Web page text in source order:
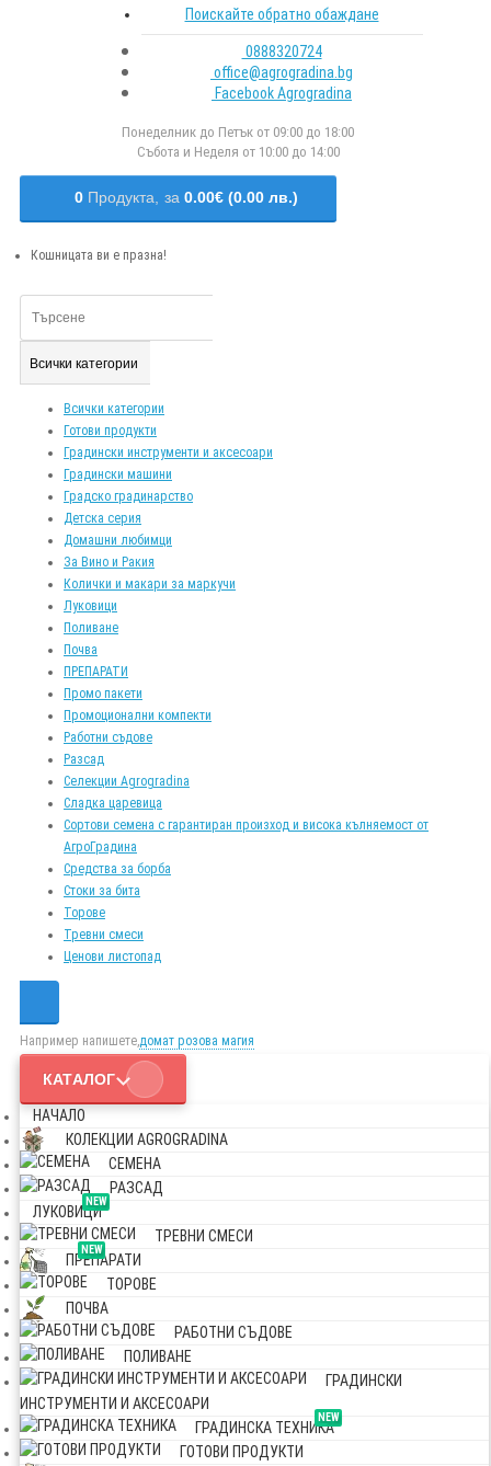
Поискайте обратно обаждане
0888320724
office@agrogradina.bg
Facebook Agrogradina
Понеделник до Петък от 09:00 до 18:00
Събота и Неделя от 10:00 до 14:00
0 Продукта, за 0.00€ (0.00 лв.)
Кошницата ви е празна!
Всички категории
Всички категории
Готови продукти
Градински инструменти и аксесоари
Градински машини
Градско градинарство
Детска серия
Домашни любимци
За Вино и Ракия
Колички и макари за маркучи
Луковици
Поливане
Почва
ПРЕПАРАТИ
Промо пакети
Промоционални компекти
Работни съдове
Разсад
Селекции Agrogradina
Сладка царевица
Сортови семена с гарантиран произход и висока кълняемост от
АгроГрадина
Средства за борба
Стоки за бита
Торове
Тревни смеси
Ценови листопад
Например напишете,домат розова магия
КАТАЛОГ
НАЧАЛО
КОЛЕКЦИИ AGROGRADINA
СЕМЕНА
РАЗСАД
NEW
ЛУКОВИЦИ
ТРЕВНИ СМЕСИ
NEW
ПРЕПАРАТИ
ТОРОВЕ
ПОЧВА
РАБОТНИ СЪДОВЕ
ПОЛИВАНЕ
ГРАДИНСКИ
ИНСТРУМЕНТИ И АКСЕСОАРИ
NEW
ГРАДИНСКА ТЕХНИКА
ГОТОВИ ПРОДУКТИ